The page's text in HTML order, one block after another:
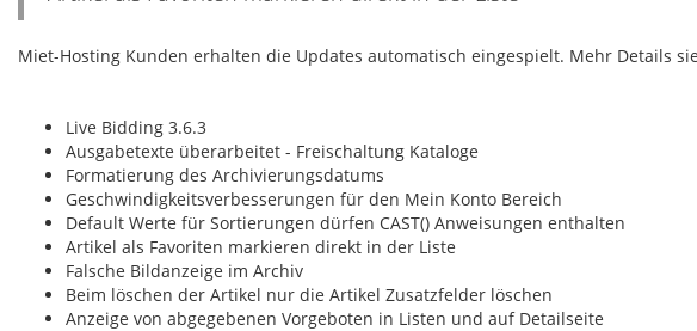
Miet-Hosting Kunden erhalten die Updates automatisch eingespielt. Mehr Details
Live Bidding 3.6.3
Ausgabetexte überarbeitet - Freischaltung Kataloge
Formatierung des Archivierungsdatums
Geschwindigkeitsverbesserungen für den Mein Konto Bereich
Default Werte für Sortierungen dürfen CAST() Anweisungen enthalten
Artikel als Favoriten markieren direkt in der Liste
Falsche Bildanzeige im Archiv
Beim löschen der Artikel nur die Artikel Zusatzfelder löschen
Anzeige von abgegebenen Vorgeboten in Listen und auf Detailseite